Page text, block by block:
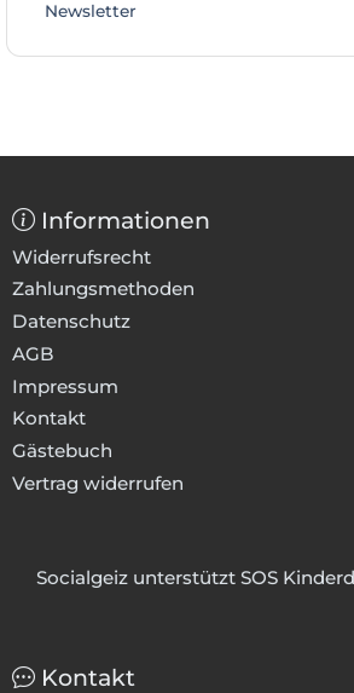
Newsletter
Informationen
Widerrufsrecht
Zahlungsmethoden
Datenschutz
AGB
Impressum
Kontakt
Gästebuch
Vertrag widerrufen
Socialgeiz unterstützt SOS
Kontakt